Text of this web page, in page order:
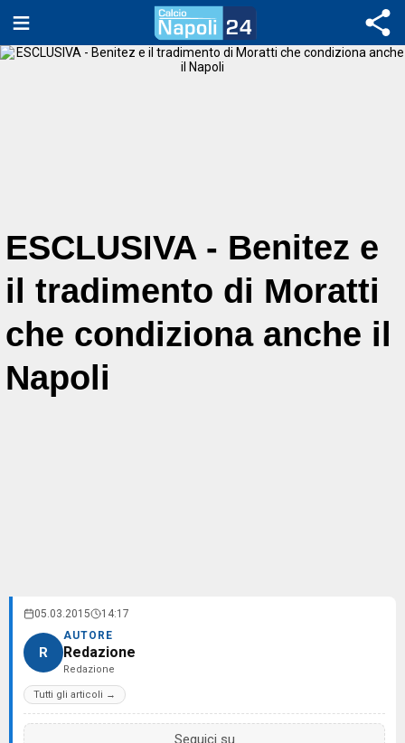
ESCLUSIVA - Benitez e
il tradimento di Moratti
che condiziona anche il
Napoli
05.03.2015 14:17
R
AUTORE
Redazione
Redazione
Tutti gli articoli →
Seguici su